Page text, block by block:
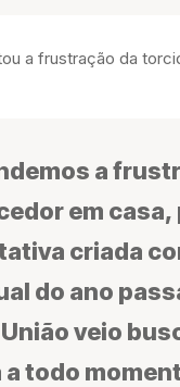
a frustração da
a
em casa,
criada
do ano
veio
todo